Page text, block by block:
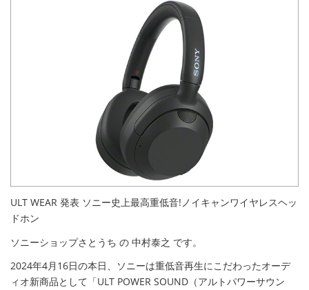
ULT WEAR 発表 ソニー史上最高重低音!ノイキャンワイヤレスヘッ
ドホン
ソニーショップさとうち の 中村泰之 です。
2024年4月16日の本日、ソニーは重低音再生にこだわったオーデ
ィオ新商品として「ULT POWER SOUND（アルトパワーサウン